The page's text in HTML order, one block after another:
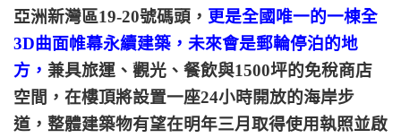
亞洲新灣區19-20號碼頭， 更是全國唯一的一棟全
3D曲面帷幕永續建築，未來會是郵輪停泊的地
方， 兼具旅運、觀光、餐飲與1500坪的免稅商店
空間，在樓頂將設置一座24小時開放的海岸步
道，整體建築物有望在明年三月取得使用執照並啟